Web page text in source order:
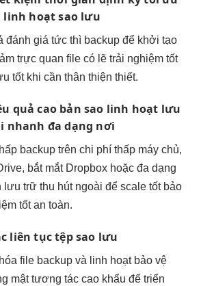
linh hoạtsao lưu
đánh giá tức thì backup để khởi tạo
trực quan file có lẽ trải nghiệm tốt
tốtkhi cần thân thiện thiết.
quả cao bản sao linh hoạt lưu
nhanh đa dạng nơi
backup trên chi phí thấp máy chủ,
bắt mắtDropbox hoặc đa dạng
lưu trữ thu hútngoài để scale tốtbảo
tốtan toàn.
liên tụctệp sao lưu
hóa file backup và linh hoạtbảo vệ
mậttương tác cao khẩu để triển